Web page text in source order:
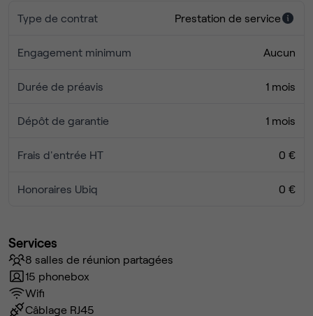
Type de contrat Prestation de service
Engagement minimum Aucun
Durée de préavis 1 mois
Dépôt de garantie 1 mois
Frais d'entrée HT 0 €
Honoraires Ubiq 0 €
Services
8 salles de réunion partagées
15 phonebox
Wifi
Câblage RJ45